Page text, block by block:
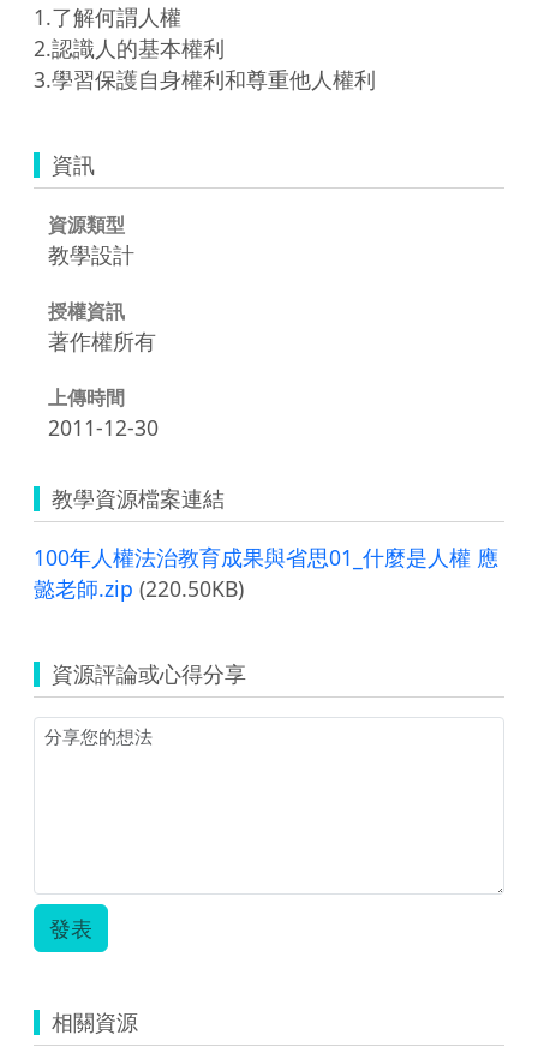
1.了解何謂人權
2.認識人的基本權利
3.學習保護自身權利和尊重他人權利
資訊
資源類型
教學設計
授權資訊
著作權所有
上傳時間
2011-12-30
教學資源檔案連結
100年人權法治教育成果與省思01_什麼是人權 應
懿老師.zip (220.50KB)
資源評論或心得分享
發表
相關資源